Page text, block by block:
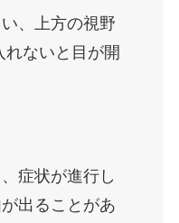
、上方の視野
れないと目が開
症状が進行し
出ることがあ